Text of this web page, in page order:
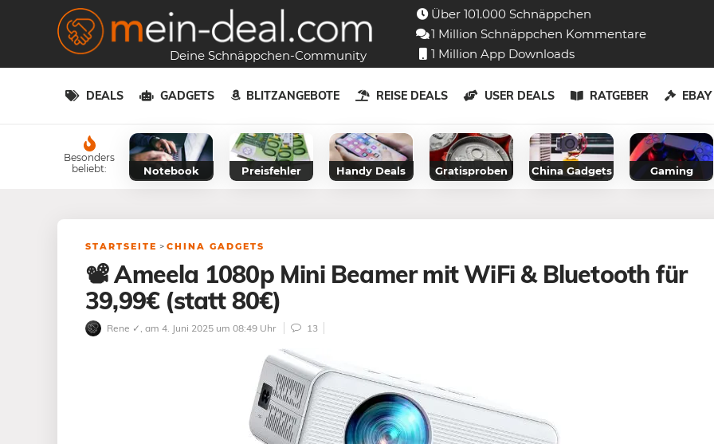
Deine Schnäppchen-Community
Über 101.000 Schnäppchen
1 Million Schnäppchen Kommentare
1 Million App Downloads
DEALS GADGETS BLITZANGEBOTE REISE DEALS USER DEALS RATGEBER
Besonders
beliebt:
Notebook Preisfehler Handy Deals Gratisproben China Gadgets Gaming
STARTSEITE > CHINA GADGETS
📽️ Ameela 1080p Mini Beamer mit WiFi & Bluetooth für
39,99€ (statt 80€)
Rene ✓ , am 4. Juni 2025 um 08:49 Uhr 13